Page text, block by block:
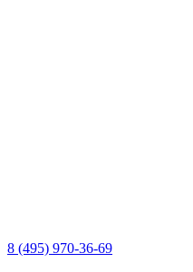
8 (495) 970-36-69